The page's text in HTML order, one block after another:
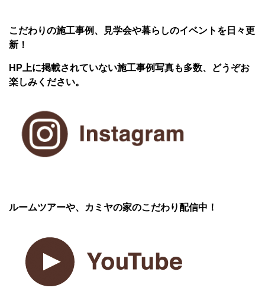
こだわりの施工事例、見学会や暮らしのイベントを日々更
新！
HP上に掲載されていない施工事例写真も多数、どうぞお
楽しみください。
ルームツアーや、カミヤの家のこだわり配信中！